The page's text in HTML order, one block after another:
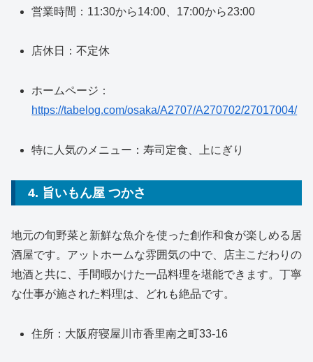
営業時間：11:30から14:00、17:00から23:00
店休日：不定休
ホームページ：
https://tabelog.com/osaka/A2707/A270702/27017004/
特に人気のメニュー：寿司定食、上にぎり
4. 旨いもん屋 つかさ
地元の旬野菜と新鮮な魚介を使った創作和食が楽しめる居
酒屋です。アットホームな雰囲気の中で、店主こだわりの
地酒と共に、手間暇かけた一品料理を堪能できます。丁寧
な仕事が施された料理は、どれも絶品です。
住所：大阪府寝屋川市香里南之町33-16